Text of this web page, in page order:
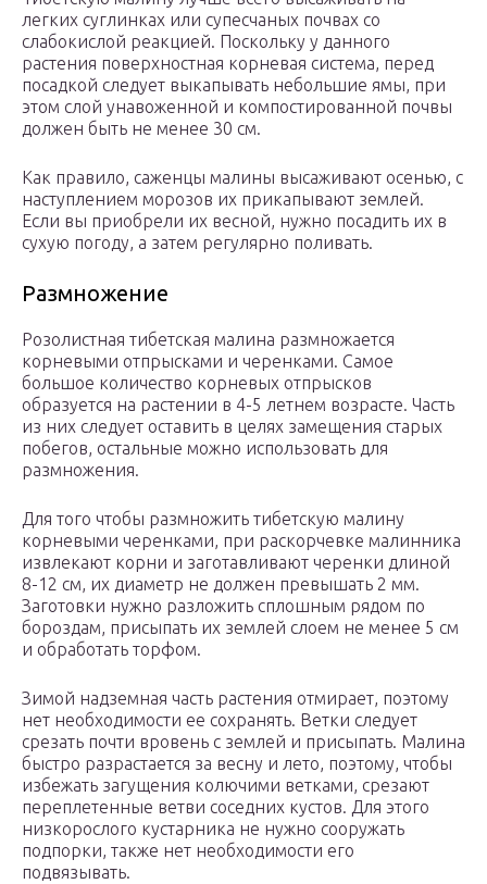
легких суглинках или супесчаных почвах со
слабокислой реакцией. Поскольку у данного
растения поверхностная корневая система, перед
посадкой следует выкапывать небольшие ямы, при
этом слой унавоженной и компостированной почвы
должен быть не менее 30 см.
Как правило, саженцы малины высаживают осенью, с
наступлением морозов их прикапывают землей.
Если вы приобрели их весной, нужно посадить их в
сухую погоду, а затем регулярно поливать.
Размножение
Розолистная тибетская малина размножается
корневыми отпрысками и черенками. Самое
большое количество корневых отпрысков
образуется на растении в 4-5 летнем возрасте. Часть
из них следует оставить в целях замещения старых
побегов, остальные можно использовать для
размножения.
Для того чтобы размножить тибетскую малину
корневыми черенками, при раскорчевке малинника
извлекают корни и заготавливают черенки длиной
8-12 см, их диаметр не должен превышать 2 мм.
Заготовки нужно разложить сплошным рядом по
бороздам, присыпать их землей слоем не менее 5 см
и обработать торфом.
Зимой надземная часть растения отмирает, поэтому
нет необходимости ее сохранять. Ветки следует
срезать почти вровень с землей и присыпать. Малина
быстро разрастается за весну и лето, поэтому, чтобы
избежать загущения колючими ветками, срезают
переплетенные ветви соседних кустов. Для этого
низкорослого кустарника не нужно сооружать
подпорки, также нет необходимости его
подвязывать.